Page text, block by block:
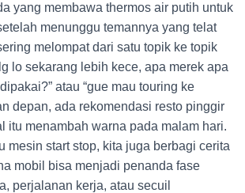
yang membawa thermos air putih untuk
menunggu temannya yang telat
melompat dari satu topik ke topik
lo sekarang lebih kece, apa merek apa
atau “gue mau touring ke
depan, ada rekomendasi resto pinggir
itu menambah warna pada malam hari.
mesin start stop, kita juga berbagi cerita
mobil bisa menjadi penanda fase
perjalanan kerja, atau secuil